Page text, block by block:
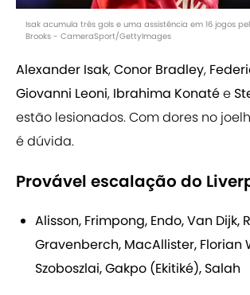
Isak acumula três gols e uma assistência em 16 jogos
Brooks - CameraSport/GettyImages
Alexander Isak,Conor Bradley,
Giovanni Leoni, Ibrahima Konatée
estão lesionados. Com dores no
é dúvida.
Provável escalação do
Alisson, Frimpong, Endo, Van Dijk,
Gravenberch, MacAllister, Florian
Szoboszlai, Gakpo (Ekitiké), Salah